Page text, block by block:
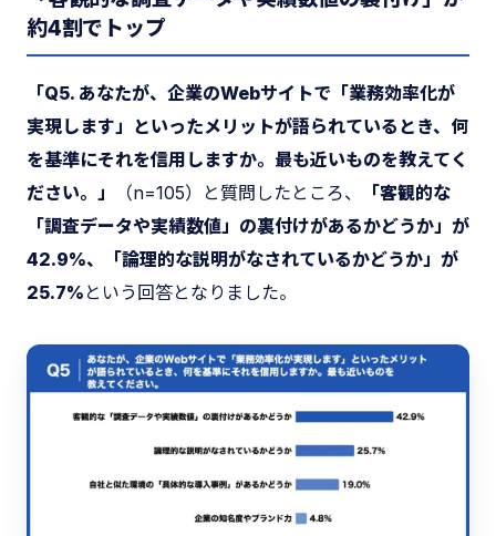
約4割でトップ
「Q5. あなたが、企業のWebサイトで「業務効率化が
実現します」といったメリットが語られているとき、何
を基準にそれを信用しますか。最も近いものを教えてく
ださい。」
（n=105）と質問したところ、
「客観的な
「調査データや実績数値」の裏付けがあるかどうか」が
42.9%、「論理的な説明がなされているかどうか」が
25.7% という回答となりました。